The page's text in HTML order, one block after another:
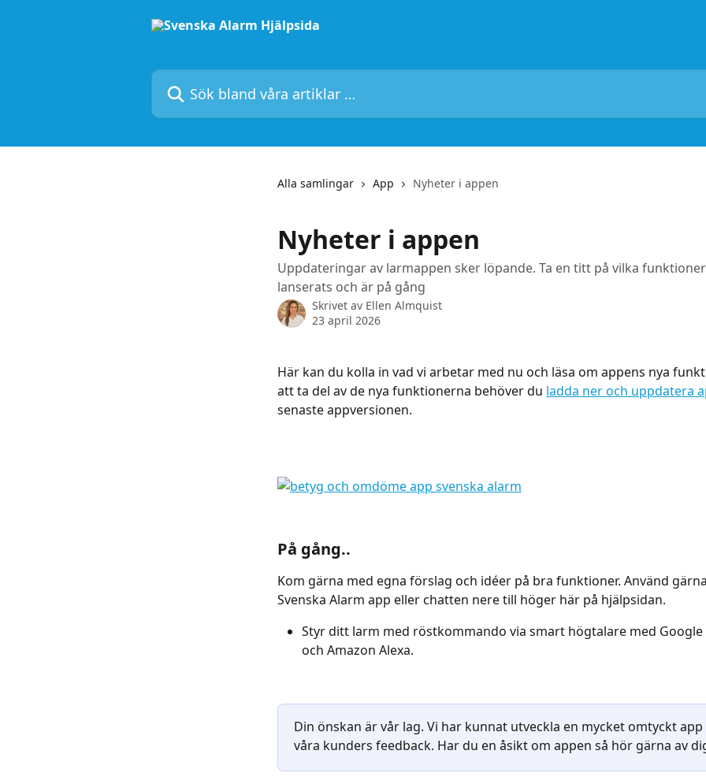
Sök bland våra artiklar …
Alla samlingar App Nyheter i appen
Nyheter i appen
Uppdateringar av larmappen sker löpande. Ta en titt på vilka
lanserats och är på gång
Skrivet av Ellen Almquist
23 april 2026
Här kan du kolla in vad vi arbetar med nu och läsa om appens nya
att ta del av de nya funktionerna behöver du ladda ner och uppdatera
senaste appversionen.
På gång..
Kom gärna med egna förslag och idéer på bra funktioner. Använd
Svenska Alarm app eller chatten nere till höger här på hjälpsidan.
Styr ditt larm med röstkommando via smart högtalare med Google
och Amazon Alexa.
Din önskan är vår lag. Vi har kunnat utveckla en mycket omtyckt
våra kunders feedback. Har du en åsikt om appen så hör gärna av